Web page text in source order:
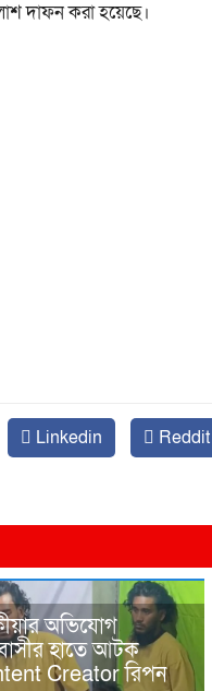
দাফন করা হয়েছে।
Linkedin Reddit
অভিযোগ
হাতে আটক
Creator রিপন